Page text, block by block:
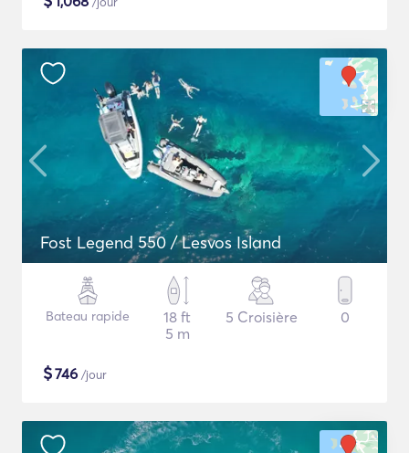
Fost Legend 550 / Lesvos Island
Bateau rapide
18 ft
5 m
5 Croisière 0
$746 /jour